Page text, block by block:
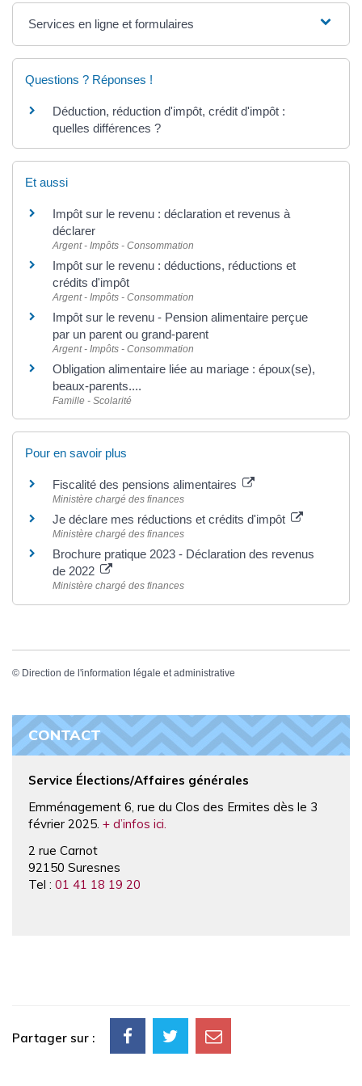
Services en ligne et formulaires
Questions ? Réponses !
Déduction, réduction d'impôt, crédit d'impôt :
quelles différences ?
Et aussi
Impôt sur le revenu : déclaration et revenus à
déclarer
Argent - Impôts - Consommation
Impôt sur le revenu : déductions, réductions et
crédits d'impôt
Argent - Impôts - Consommation
Impôt sur le revenu - Pension alimentaire perçue
par un parent ou grand-parent
Argent - Impôts - Consommation
Obligation alimentaire liée au mariage : époux(se),
beaux-parents....
Famille - Scolarité
Pour en savoir plus
Fiscalité des pensions alimentaires
Ministère chargé des finances
Je déclare mes réductions et crédits d'impôt
Ministère chargé des finances
Brochure pratique 2023 - Déclaration des revenus
de 2022
Ministère chargé des finances
© Direction de l'information légale et administrative
CONTACT
Service Élections/Affaires générales
Emménagement 6, rue du Clos des Ermites dès le 3
février 2025. + d’infos ici.
2 rue Carnot
92150 Suresnes
Tel : 01 41 18 19 20
Partager sur :